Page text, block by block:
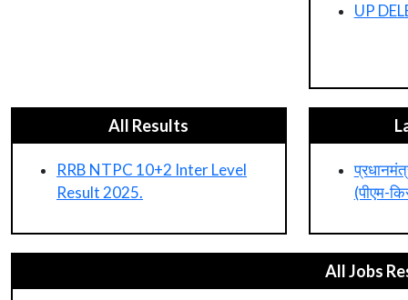
UP
All Results
RRB NTPC 10+2 Inter Level
Result 2025.
(पीएम-
All Jobs